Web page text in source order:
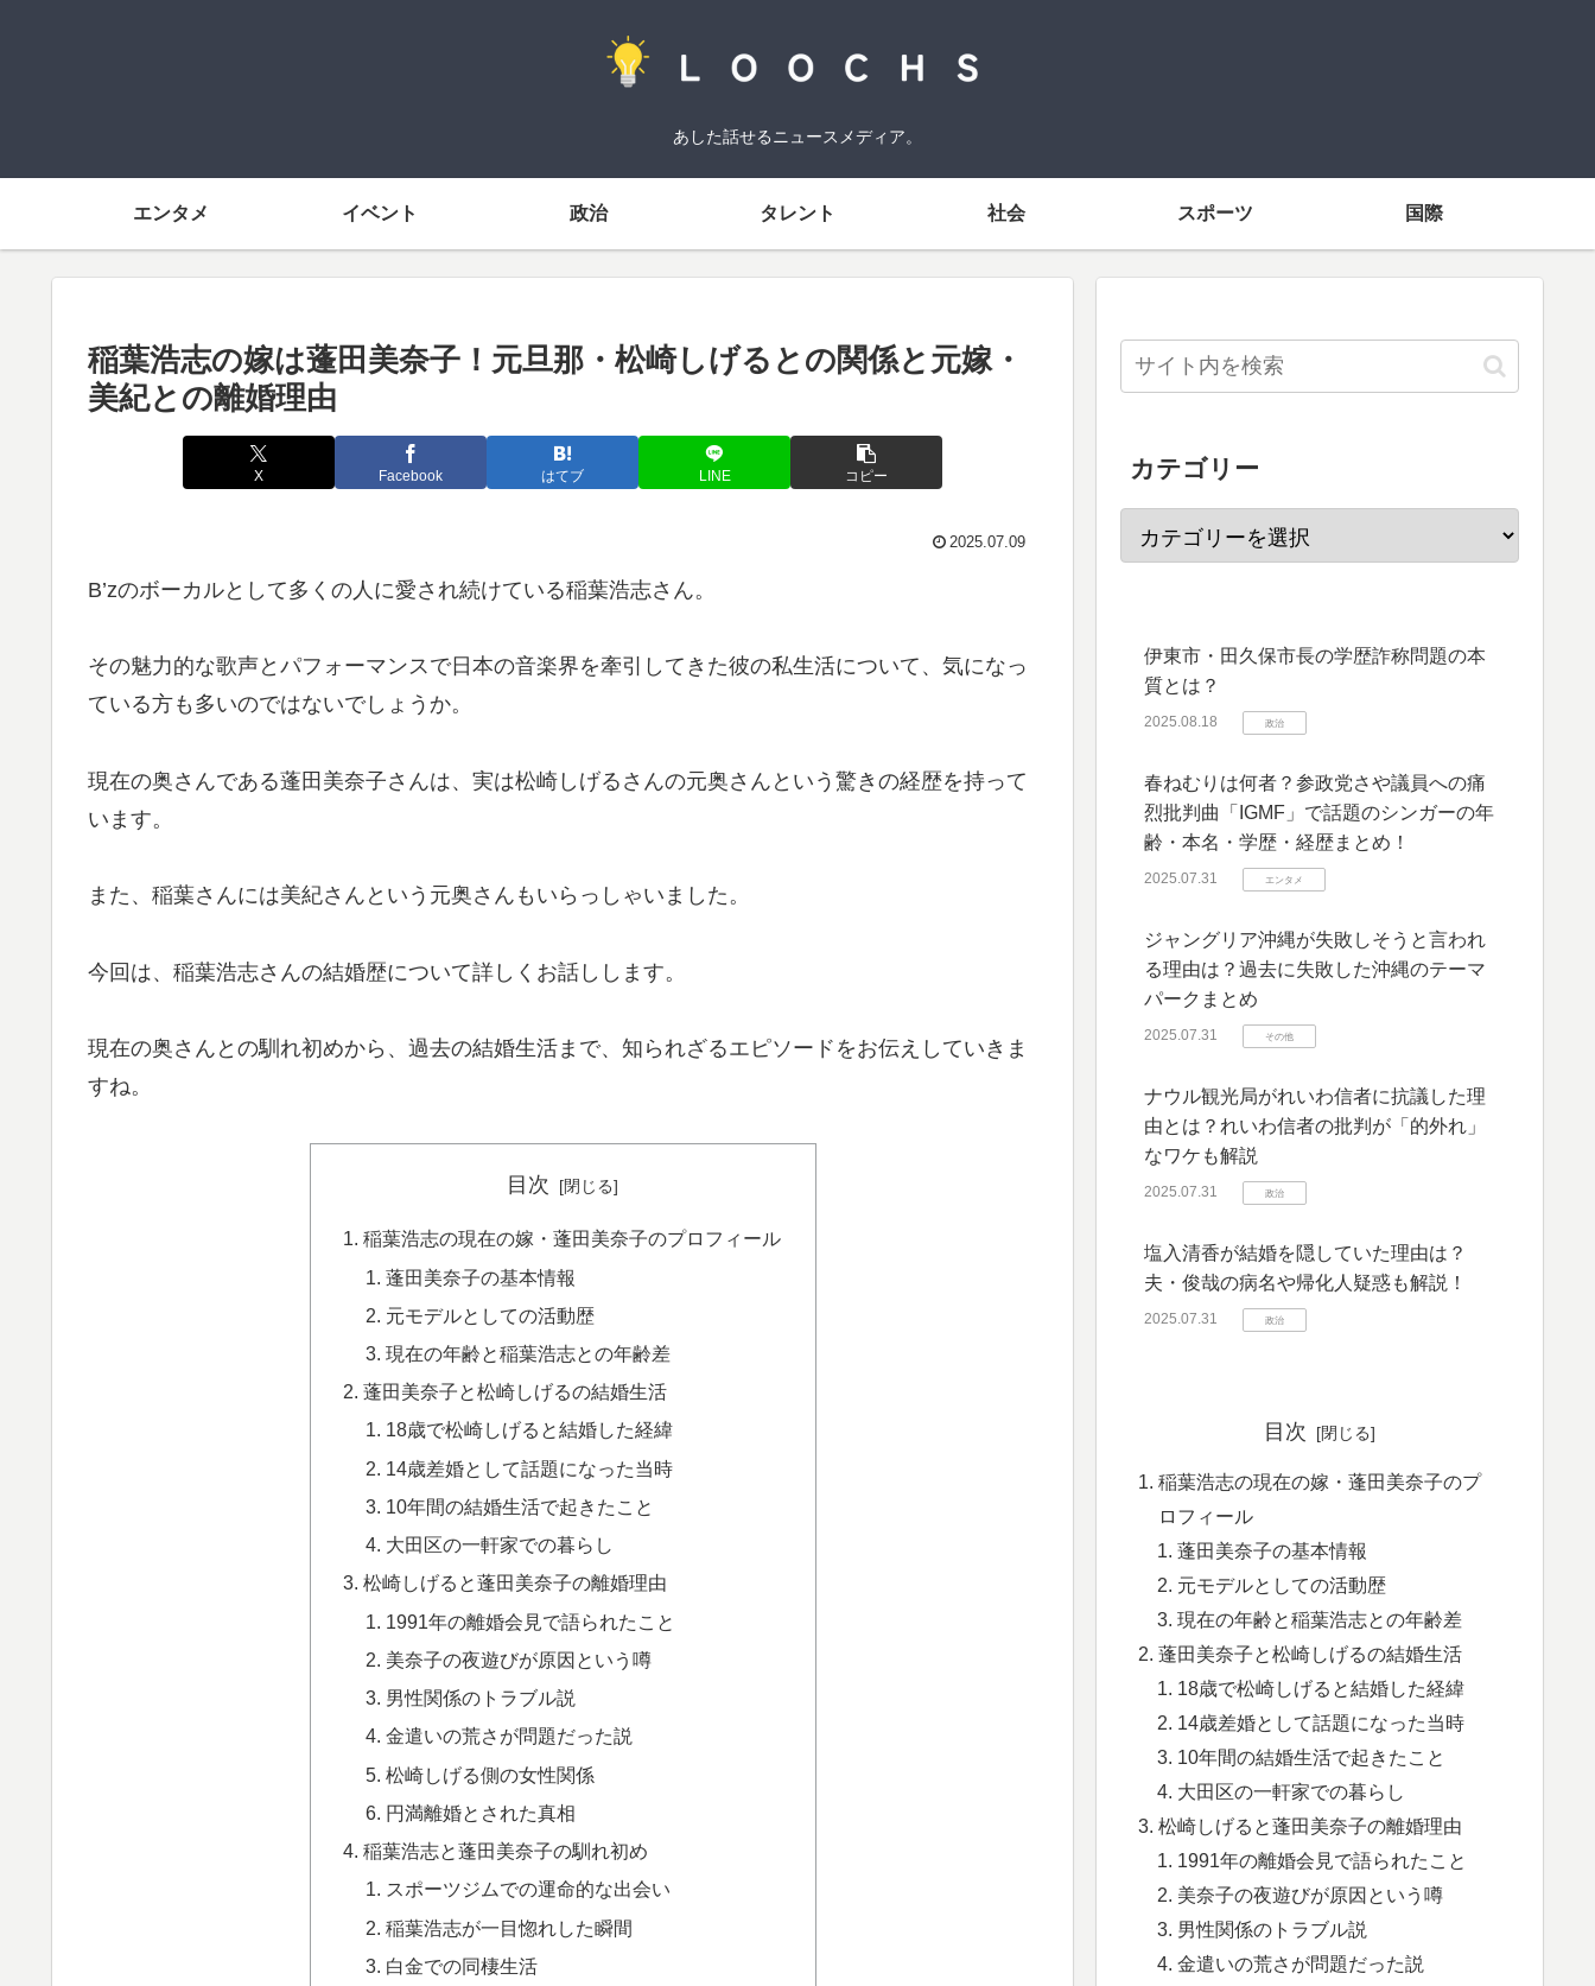
あした話せるニュースメディア。
エンタメ イベント 政治 タレント 社会 スポーツ 国際
稲葉浩志の嫁は蓬田美奈子！元旦那・松崎しげるとの関係と元嫁・
美紀との離婚理由
X Facebook はてブ LINE コピー
2025.07.09
B’zのボーカルとして多くの人に愛され続けている稲葉浩志さん。
その魅力的な歌声とパフォーマンスで日本の音楽界を牽引してきた彼の私生活について、気になっ
ている方も多いのではないでしょうか。
現在の奥さんである蓬田美奈子さんは、実は松崎しげるさんの元奥さんという驚きの経歴を持って
います。
また、稲葉さんには美紀さんという元奥さんもいらっしゃいました。
今回は、稲葉浩志さんの結婚歴について詳しくお話しします。
現在の奥さんとの馴れ初めから、過去の結婚生活まで、知られざるエピソードをお伝えしていきま
すね。
目次
稲葉浩志の現在の嫁・蓬田美奈子のプロフィール
蓬田美奈子の基本情報
元モデルとしての活動歴
現在の年齢と稲葉浩志との年齢差
蓬田美奈子と松崎しげるの結婚生活
18歳で松崎しげると結婚した経緯
14歳差婚として話題になった当時
10年間の結婚生活で起きたこと
大田区の一軒家での暮らし
松崎しげると蓬田美奈子の離婚理由
1991年の離婚会見で語られたこと
美奈子の夜遊びが原因という噂
男性関係のトラブル説
金遣いの荒さが問題だった説
松崎しげる側の女性関係
円満離婚とされた真相
稲葉浩志と蓬田美奈子の馴れ初め
スポーツジムでの運命的な出会い
稲葉浩志が一目惚れした瞬間
白金での同棲生活
カテゴリー
伊東市・田久保市長の学歴詐称問題の本
質とは？
2025.08.18 政治
春ねむりは何者？参政党さや議員への痛
烈批判曲「IGMF」で話題のシンガーの年
齢・本名・学歴・経歴まとめ！
2025.07.31 エンタメ
ジャングリア沖縄が失敗しそうと言われ
る理由は？過去に失敗した沖縄のテーマ
パークまとめ
2025.07.31 その他
ナウル観光局がれいわ信者に抗議した理
由とは？れいわ信者の批判が「的外れ」
なワケも解説
2025.07.31 政治
塩入清香が結婚を隠していた理由は？
夫・俊哉の病名や帰化人疑惑も解説！
2025.07.31 政治
目次
稲葉浩志の現在の嫁・蓬田美奈子のプ
ロフィール
蓬田美奈子の基本情報
元モデルとしての活動歴
現在の年齢と稲葉浩志との年齢差
蓬田美奈子と松崎しげるの結婚生活
18歳で松崎しげると結婚した経緯
14歳差婚として話題になった当時
10年間の結婚生活で起きたこと
大田区の一軒家での暮らし
松崎しげると蓬田美奈子の離婚理由
1991年の離婚会見で語られたこと
美奈子の夜遊びが原因という噂
男性関係のトラブル説
金遣いの荒さが問題だった説